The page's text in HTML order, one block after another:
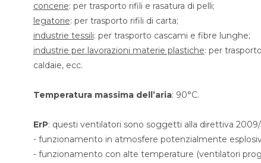
concerie: per trasporto rifili e rasatura di pelli;
legatorie: per trasporto rifili di carta;
industrie tessili: per trasporto cascami e fibre lunghe;
industrie per lavorazioni materie plastiche: per
caldaie, ecc.
Temperatura massima dell’aria: 90°C.
ErP: questi ventilatori sono soggetti alla direttiva
- funzionamento in atmosfere potenzialmente
- funzionamento con alte temperature (ventilatori